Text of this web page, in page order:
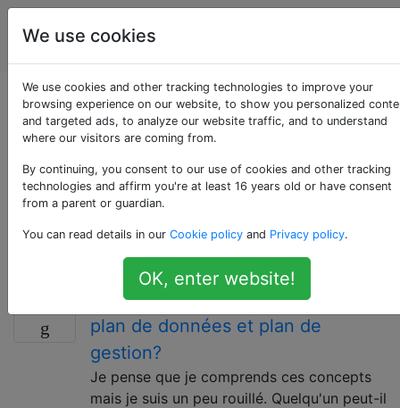
Ingénierie
de réseau
Questions marquées
«router»
Pour les questions sur les routeurs réseau, les
entre les réseaux informatiques, généralement au
niveau de la couche réseau (couche 3) du modèle OSI.
Différence entre plan de contrôle,
plan de données et plan de
gestion?
Je pense que je comprends ces concepts
mais je suis un peu rouillé. Quelqu'un peut-il
We use cookies
We use cookies and other tracking technologies to improve your
browsing experience on our website, to show you personalized
and targeted ads, to analyze our website traffic, and to understand
where our visitors are coming from.
By continuing, you consent to our use of cookies and other tracking
technologies and affirm you're at least 16 years old or have consent
from a parent or guardian.
You can read details in our Cookie policy and Privacy policy.
OK, enter website!